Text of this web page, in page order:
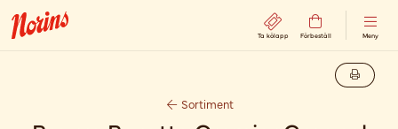
Ta kölapp Förbeställ Meny
Sortiment